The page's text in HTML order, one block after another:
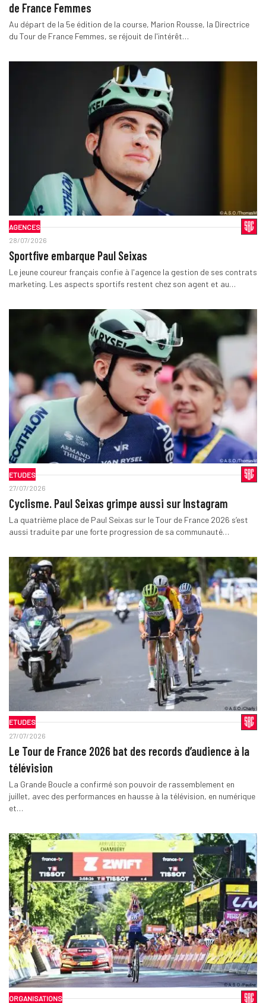
de France Femmes
Au départ de la 5e édition de la course, Marion Rousse, la Directrice
du Tour de France Femmes, se réjouit de l'intérêt…
AGENCES
28/07/2026
Sportfive embarque Paul Seixas
Le jeune coureur français confie à l'agence la gestion de ses contrats
marketing. Les aspects sportifs restent chez son agent et au…
ETUDES
27/07/2026
Cyclisme. Paul Seixas grimpe aussi sur Instagram
La quatrième place de Paul Seixas sur le Tour de France 2026 s’est
aussi traduite par une forte progression de sa communauté…
ETUDES
27/07/2026
Le Tour de France 2026 bat des records d’audience à la
télévision
La Grande Boucle a confirmé son pouvoir de rassemblement en
juillet, avec des performances en hausse à la télévision, en numérique
et…
ORGANISATIONS